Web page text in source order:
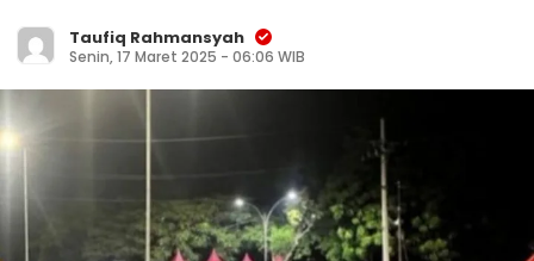
Taufiq Rahmansyah
Senin, 17 Maret 2025 - 06:06 WIB